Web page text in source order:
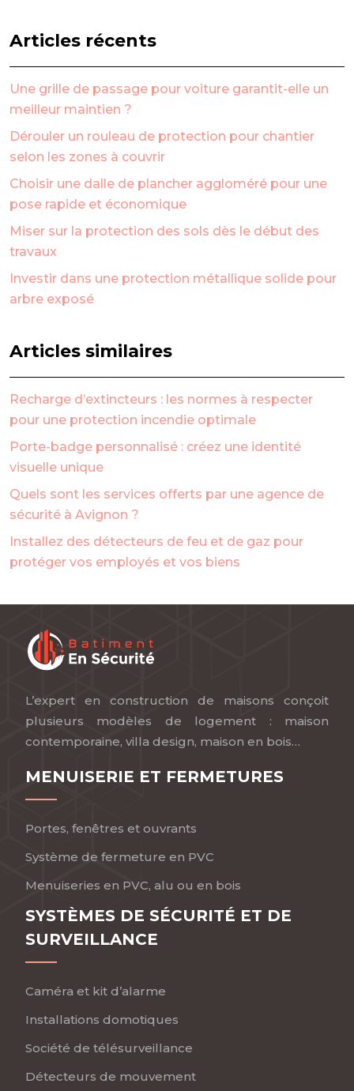
Articles récents
Une grille de passage pour voiture garantit-elle un
meilleur maintien ?
Dérouler un rouleau de protection pour chantier
selon les zones à couvrir
Choisir une dalle de plancher aggloméré pour une
pose rapide et économique
Miser sur la protection des sols dès le début des
travaux
Investir dans une protection métallique solide pour
arbre exposé
Articles similaires
Recharge d’extincteurs : les normes à respecter
pour une protection incendie optimale
Porte-badge personnalisé : créez une identité
visuelle unique
Quels sont les services offerts par une agence de
sécurité à Avignon ?
Installez des détecteurs de feu et de gaz pour
protéger vos employés et vos biens
L’expert en construction de maisons conçoit
plusieurs modèles de logement : maison
contemporaine, villa design, maison en bois…
MENUISERIE ET FERMETURES
Portes, fenêtres et ouvrants
Système de fermeture en PVC
Menuiseries en PVC, alu ou en bois
SYSTÈMES DE SÉCURITÉ ET DE
SURVEILLANCE
Caméra et kit d’alarme
Installations domotiques
Société de télésurveillance
Détecteurs de mouvement